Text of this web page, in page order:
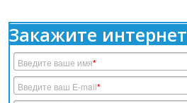
Закажите интернет
Введите ваше имя*
Введите ваш E-mail*